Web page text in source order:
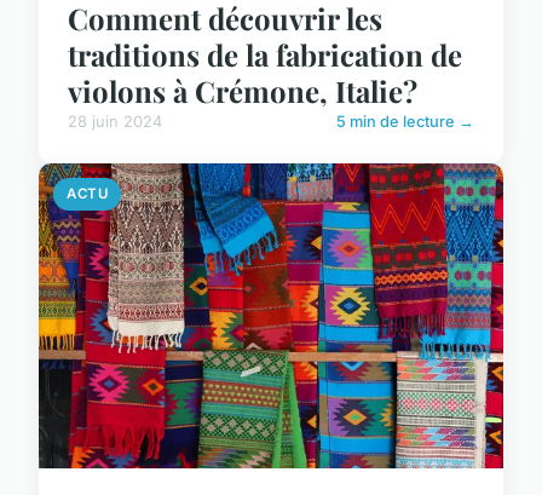
Comment découvrir les
traditions de la fabrication de
violons à Crémone, Italie?
28 juin 2024 5 min de lecture →
ACTU